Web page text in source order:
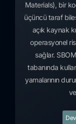
Materials), bir
üçüncü taraf
açık kaynak
operasyonel
sağlar.
tabanında
yamalarının